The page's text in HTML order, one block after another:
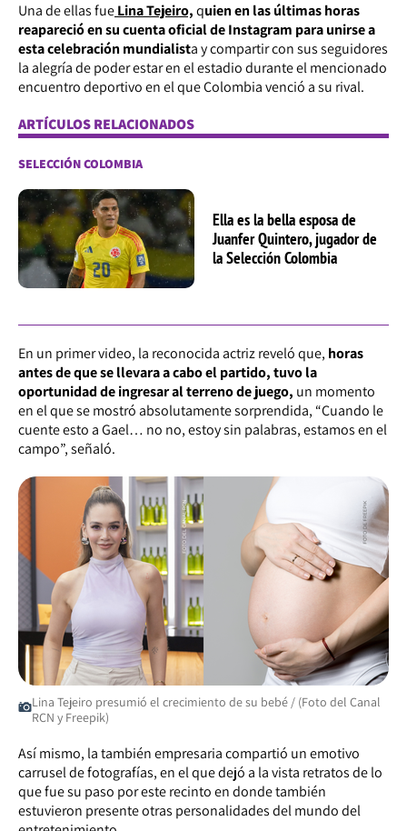
Una de ellas fueLina Tejeiro,quien en las últimas horas
reapareció en su cuenta oficial de Instagram para unirse a
esta celebración mundialista y compartir con sus seguidores
la alegría de poder estar en el estadio durante el mencionado
encuentro deportivo en el que Colombia venció a su rival.
ARTÍCULOS RELACIONADOS
SELECCIÓN COLOMBIA
Ella es la bella esposa de
Juanfer Quintero, jugador de
la Selección Colombia
En un primer video, la reconocida actriz reveló que, horas
antes de que se llevara a cabo el partido, tuvo la
oportunidad de ingresar al terreno de juego, un momento
en el que se mostró absolutamente sorprendida, “Cuando le
cuente esto a Gael… no no, estoy sin palabras, estamos en el
campo”, señaló.
Lina Tejeiro presumió el crecimiento de su bebé / (Foto del Canal
RCN y Freepik)
Así mismo, la también empresaria compartió un emotivo
carrusel de fotografías, en el que dejó a la vista retratos de lo
que fue su paso por este recinto en donde también
estuvieron presente otras personalidades del mundo del